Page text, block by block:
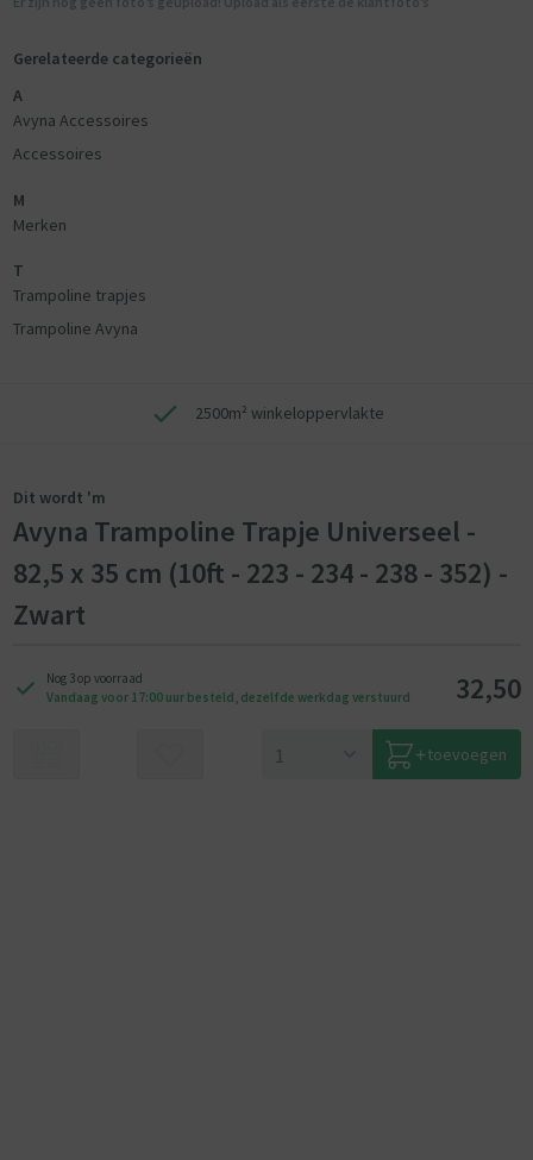
Gerelateerde categorieën
A
Avyna Accessoires
Accessoires
M
Merken
T
Trampoline trapjes
Trampoline Avyna
2500m² winkeloppervlakte
Dit wordt 'm
Avyna Trampoline Trapje Universeel -
82,5 x 35 cm (10ft - 223 - 234 - 238 - 352) -
Zwart
Nog 3 op voorraad
Vandaag voor 17:00 uur besteld, dezelfde werkdag verstuurd
32,50
toevoegen